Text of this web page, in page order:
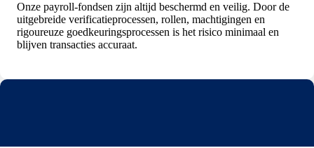
Onze payroll-fondsen zijn altijd beschermd en veilig. Door de
uitgebreide verificatieprocessen, rollen, machtigingen en
rigoureuze goedkeuringsprocessen is het risico minimaal en
blijven transacties accuraat.